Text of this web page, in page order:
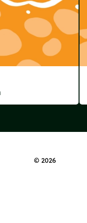
© 2026